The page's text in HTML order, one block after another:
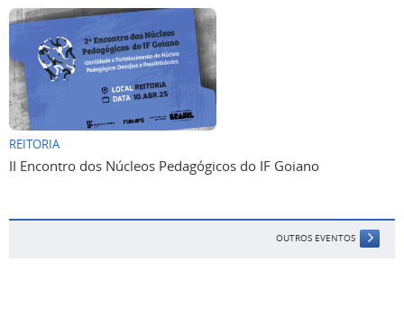
REITORIA
II Encontro dos Núcleos Pedagógicos do IF Goiano
OUTROS EVENTOS